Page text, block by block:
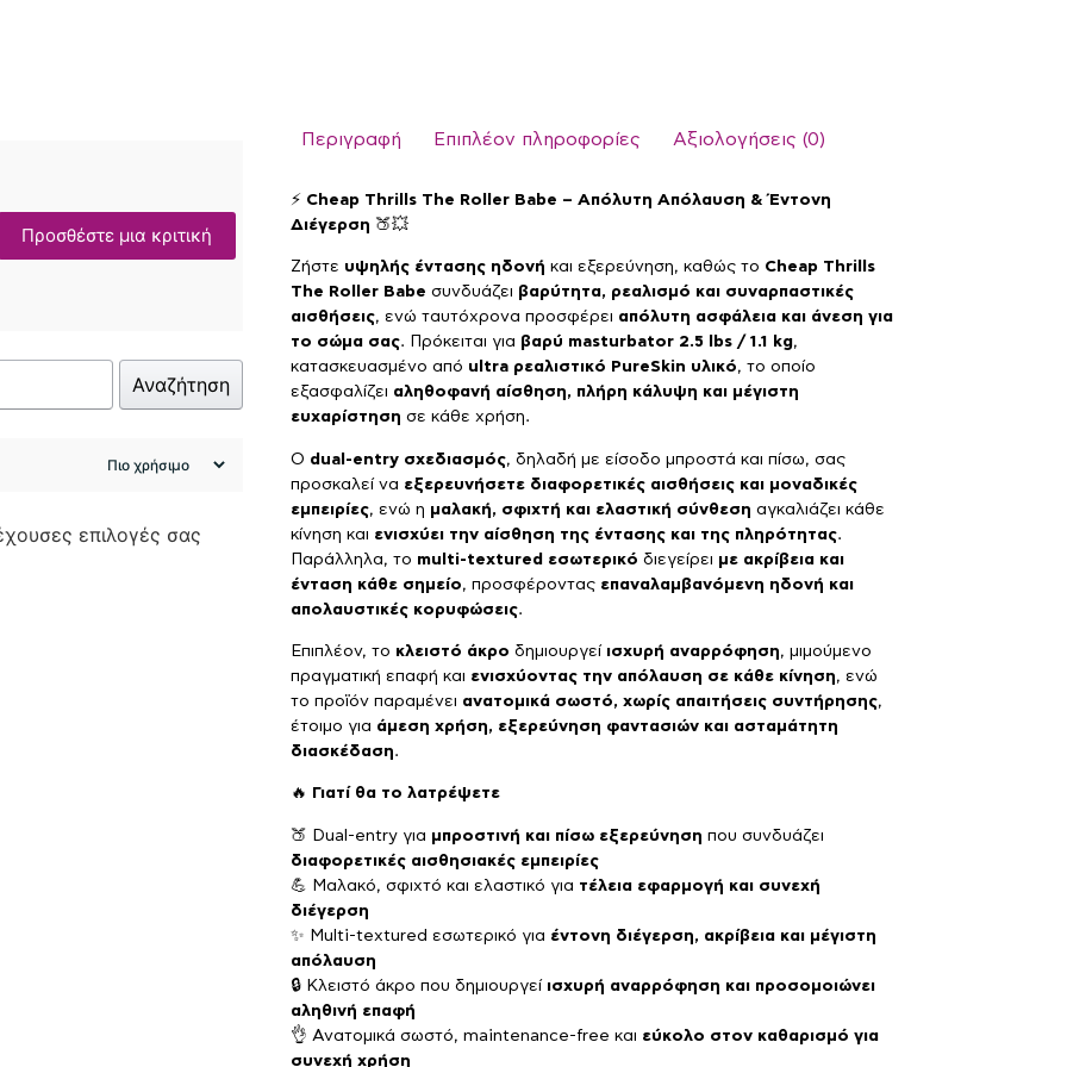
Προσθέστε μια κριτική
Αναζήτηση
επιλογές σας
Περιγραφή Επιπλέον πληροφορίες Αξιολογήσεις (0)
⚡ Cheap Thrills The Roller Babe – Απόλυτη Απόλαυση & Έντονη
Διέγερση 🍑💥
Ζήστε υψηλής έντασης ηδονή και εξερεύνηση, καθώς το Cheap Thrills
The Roller Babe συνδυάζει βαρύτητα, ρεαλισμό και συναρπαστικές
αισθήσεις, ενώ ταυτόχρονα προσφέρει απόλυτη ασφάλεια και άνεση για
το σώμα σας. Πρόκειται για βαρύ masturbator 2.5 lbs / 1.1 kg,
κατασκευασμένο από ultra ρεαλιστικό PureSkin υλικό, το οποίο
εξασφαλίζει αληθοφανή αίσθηση, πλήρη κάλυψη και μέγιστη
ευχαρίστηση σε κάθε χρήση.
Ο dual-entry σχεδιασμός, δηλαδή με είσοδο μπροστά και πίσω, σας
προσκαλεί να εξερευνήσετε διαφορετικές αισθήσεις και μοναδικές
εμπειρίες, ενώ η μαλακή, σφιχτή και ελαστική σύνθεση αγκαλιάζει κάθε
κίνηση και ενισχύει την αίσθηση της έντασης και της πληρότητας.
Παράλληλα, το multi-textured εσωτερικό διεγείρει με ακρίβεια και
ένταση κάθε σημείο, προσφέροντας επαναλαμβανόμενη ηδονή και
απολαυστικές κορυφώσεις.
Επιπλέον, το κλειστό άκρο δημιουργεί ισχυρή αναρρόφηση, μιμούμενο
πραγματική επαφή και ενισχύοντας την απόλαυση σε κάθε κίνηση, ενώ
το προϊόν παραμένει ανατομικά σωστό, χωρίς απαιτήσεις συντήρησης,
έτοιμο για άμεση χρήση, εξερεύνηση φαντασιών και ασταμάτητη
διασκέδαση.
🔥 Γιατί θα το λατρέψετε
🍑 Dual-entry για μπροστινή και πίσω εξερεύνηση που συνδυάζει
διαφορετικές αισθησιακές εμπειρίες
💪 Μαλακό, σφιχτό και ελαστικό για τέλεια εφαρμογή και συνεχή
διέγερση
✨ Multi-textured εσωτερικό για έντονη διέγερση, ακρίβεια και μέγιστη
απόλαυση
🔒 Κλειστό άκρο που δημιουργεί ισχυρή αναρρόφηση και προσομοιώνει
αληθινή επαφή
👌 Ανατομικά σωστό, maintenance-free και εύκολο στον καθαρισμό για
συνεχή χρήση